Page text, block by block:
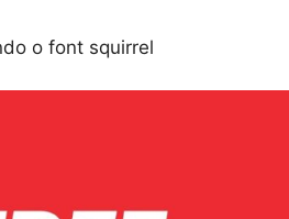
o font squirrel